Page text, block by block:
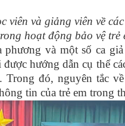
viên và giảng viên về
hoạt động bảo vệ trẻ
và một số ca
hướng dẫn cụ thể
đó, nguyên tắc
tin của trẻ em trong